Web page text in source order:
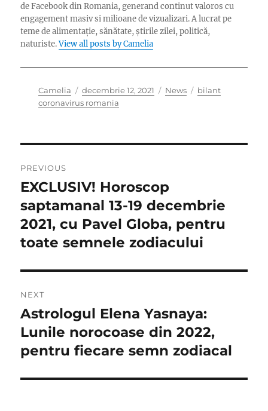
de Facebook din Romania, generand continut valoros cu
engagement masiv si milioane de vizualizari. A lucrat pe
teme de alimentație, sănătate, știrile zilei, politică,
naturiste.View all posts by Camelia
Author
Camelia
Posted
on
decembrie 12, 2021 Categories
News Tags
bilant
coronavirus romania
în
articole
PREVIOUS
Previous
post:
EXCLUSIV! Horoscop
saptamanal 13-19 decembrie
2021, cu Pavel Globa, pentru
toate semnele zodiacului
NEXT
Next
post:
Astrologul Elena Yasnaya:
Lunile norocoase din 2022,
pentru fiecare semn zodiacal